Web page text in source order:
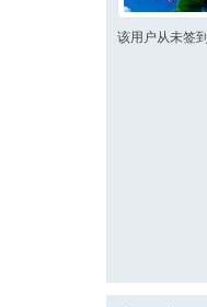
该用户从未签到